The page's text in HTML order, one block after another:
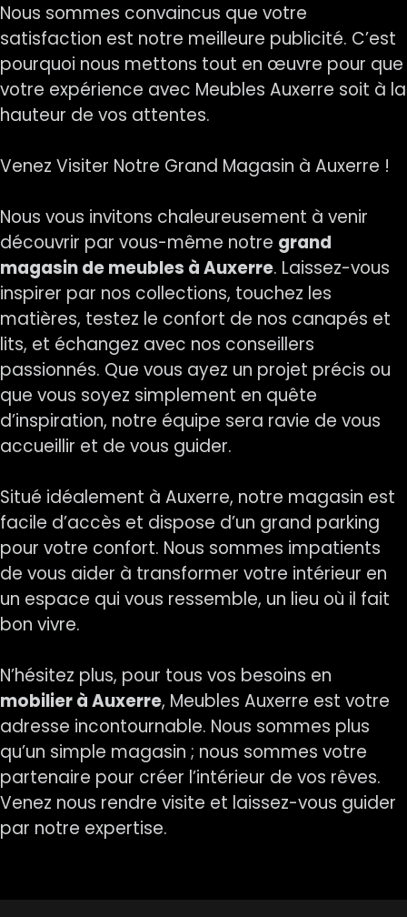
Nous sommes convaincus que votre
satisfaction est notre meilleure publicité. C’est
pourquoi nous mettons tout en œuvre pour que
votre expérience avec Meubles Auxerre soit à la
hauteur de vos attentes.
Venez Visiter Notre Grand Magasin à Auxerre !
Nous vous invitons chaleureusement à venir
découvrir par vous-même notre grand
magasin de meubles à Auxerre. Laissez-vous
inspirer par nos collections, touchez les
matières, testez le confort de nos canapés et
lits, et échangez avec nos conseillers
passionnés. Que vous ayez un projet précis ou
que vous soyez simplement en quête
d’inspiration, notre équipe sera ravie de vous
accueillir et de vous guider.
Situé idéalement à Auxerre, notre magasin est
facile d’accès et dispose d’un grand parking
pour votre confort. Nous sommes impatients
de vous aider à transformer votre intérieur en
un espace qui vous ressemble, un lieu où il fait
bon vivre.
N’hésitez plus, pour tous vos besoins en
mobilier à Auxerre, Meubles Auxerre est votre
adresse incontournable. Nous sommes plus
qu’un simple magasin ; nous sommes votre
partenaire pour créer l’intérieur de vos rêves.
Venez nous rendre visite et laissez-vous guider
par notre expertise.